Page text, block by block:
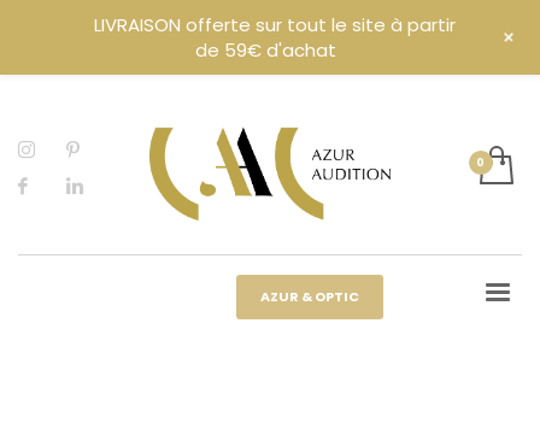
AZUR & OPTIC
LIVRAISON offerte sur tout le site à partir
de 59€ d'achat
+